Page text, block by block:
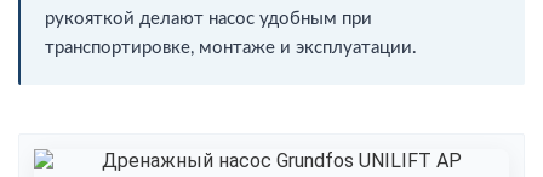
рукояткой делают насос удобным при
транспортировке, монтаже и эксплуатации.